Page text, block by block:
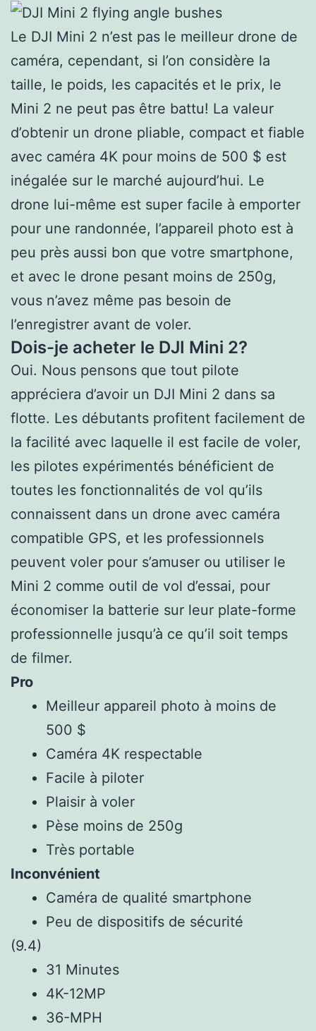
Le DJI Mini 2 n’est pas le meilleur drone de
caméra, cependant, si l’on considère la
taille, le poids, les capacités et le prix, le
Mini 2 ne peut pas être battu! La valeur
d’obtenir un drone pliable, compact et fiable
avec caméra 4K pour moins de 500 $ est
inégalée sur le marché aujourd’hui. Le
drone lui-même est super facile à emporter
pour une randonnée, l’appareil photo est à
peu près aussi bon que votre smartphone,
et avec le drone pesant moins de 250g,
vous n’avez même pas besoin de
l’enregistrer avant de voler.
Dois-je acheter le DJI Mini 2?
Oui. Nous pensons que tout pilote
appréciera d’avoir un DJI Mini 2 dans sa
flotte. Les débutants profitent facilement de
la facilité avec laquelle il est facile de voler,
les pilotes expérimentés bénéficient de
toutes les fonctionnalités de vol qu’ils
connaissent dans un drone avec caméra
compatible GPS, et les professionnels
peuvent voler pour s’amuser ou utiliser le
Mini 2 comme outil de vol d’essai, pour
économiser la batterie sur leur plate-forme
professionnelle jusqu’à ce qu’il soit temps
de filmer.
Pro
Meilleur appareil photo à moins de
500 $
Caméra 4K respectable
Facile à piloter
Plaisir à voler
Pèse moins de 250g
Très portable
Inconvénient
Caméra de qualité smartphone
Peu de dispositifs de sécurité
(9.4)
31 Minutes
4K-12MP
36-MPH